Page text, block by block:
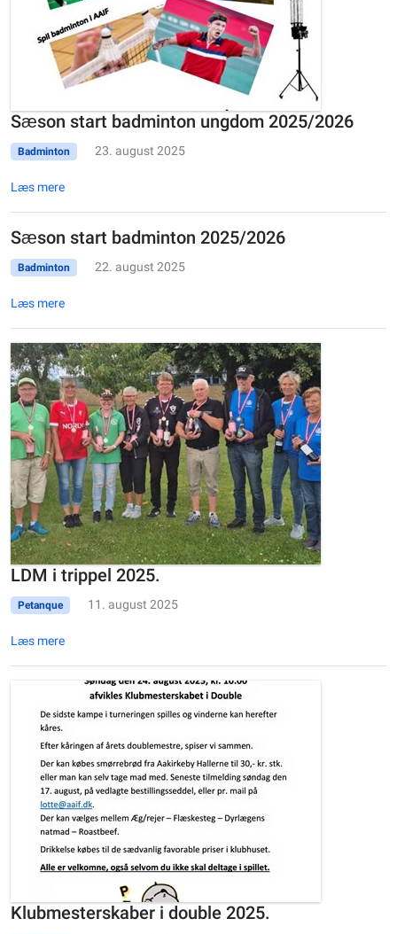
Sæson start badminton ungdom 2025/2026
Badminton 23. august 2025
Læs mere
Sæson start badminton 2025/2026
Badminton 22. august 2025
Læs mere
LDM i trippel 2025.
Petanque 11. august 2025
Læs mere
Klubmesterskaber i double 2025.